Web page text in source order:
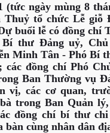
(tức ngày mùng 8
Thuỷ tổ chức Lễ giỗ
buổi lễ có đồng chí
thư Đảng uỷ,
Minh Tân - Phó Bí
các đồng chí Phó
Ban Thường vụ
vị, các cơ quan,
trong Ban Quản
đồng chí bí thư
bàn cùng nhân dân